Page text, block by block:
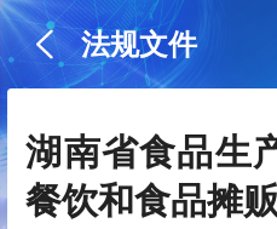
法规文件
湖南省食品生
餐饮和食品摊